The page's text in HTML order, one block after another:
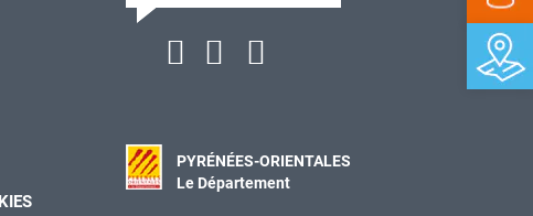
PYRÉNÉES-ORIENTALES
Le Département